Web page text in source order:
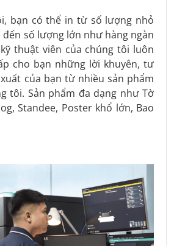
bạn có thể in từ số lượng nhỏ
đến số lượng lớn như hàng ngàn
thuật viên của chúng tôi luôn
cho bạn những lời khuyên, tư
của bạn từ nhiều sản phẩm
tôi. Sản phẩm đa dạng như Tờ
Standee, Poster khổ lớn, Bao